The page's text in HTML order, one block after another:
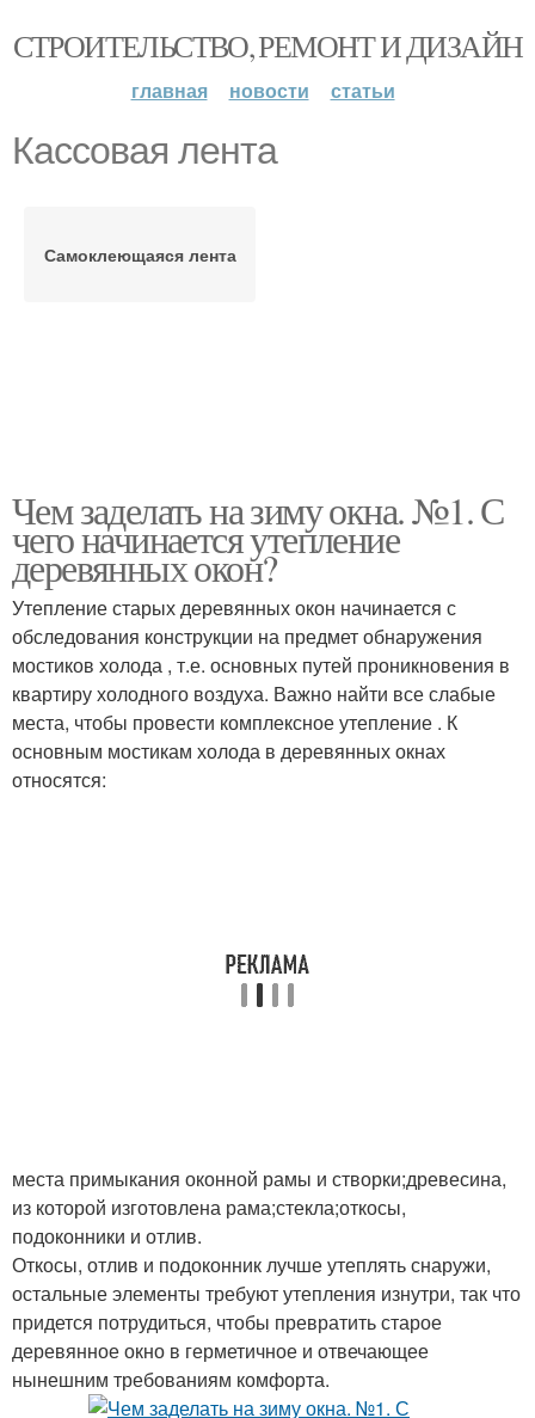
СТРОИТЕЛЬСТВО, РЕМОНТ И ДИЗАЙН
главная новости статьи
Кассовая лента
Самоклеющаяся лента
Чем заделать на зиму окна. №1. С
чего начинается утепление
деревянных окон?
Утепление старых деревянных окон начинается с
обследования конструкции на предмет обнаружения
мостиков холода , т.е. основных путей проникновения в
квартиру холодного воздуха. Важно найти все слабые
места, чтобы провести комплексное утепление . К
основным мостикам холода в деревянных окнах
относятся:
места примыкания оконной рамы и створки;древесина,
из которой изготовлена рама;стекла;откосы,
подоконники и отлив.
Откосы, отлив и подоконник лучше утеплять снаружи,
остальные элементы требуют утепления изнутри, так что
придется потрудиться, чтобы превратить старое
деревянное окно в герметичное и отвечающее
нынешним требованиям комфорта.